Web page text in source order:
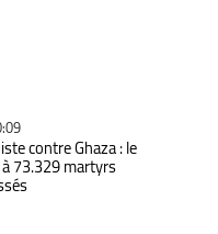
contre Ghaza : le
73.329 martyrs